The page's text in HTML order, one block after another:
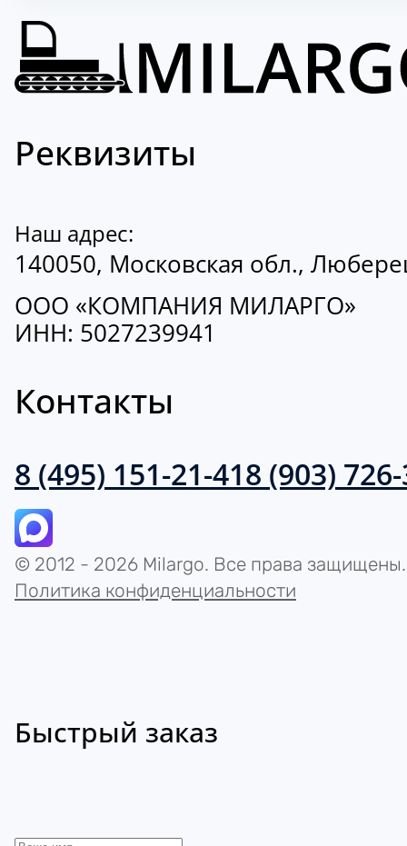
Реквизиты
Наш адрес:
140050, Московская обл.,
ООО «КОМПАНИЯ МИЛАРГО»
ИНН: 5027239941
Контакты
8 (495) 151-21-418 (903)
© 2012 - 2026 Milargo. Все права защищены.
Политика конфиденциальности
Быстрый заказ